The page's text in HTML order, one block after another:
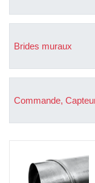
Brides muraux